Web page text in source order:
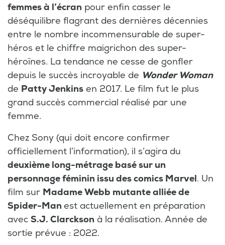
femmes à l’écran pour enfin casser le
déséquilibre flagrant des dernières décennies
entre le nombre incommensurable de super-
héros et le chiffre maigrichon des super-
héroïnes. La tendance ne cesse de gonfler
depuis le succès incroyable de Wonder Woman
de Patty Jenkins en 2017. Le film fut le plus
grand succès commercial réalisé par une
femme.
Chez Sony (qui doit encore confirmer
officiellement l’information), il s’agira du
deuxième long-métrage basé sur un
personnage féminin issu des comics Marvel. Un
film sur Madame Webb mutante alliée de
Spider-Man est actuellement en préparation
avec S.J. Clarckson à la réalisation. Année de
sortie prévue : 2022.